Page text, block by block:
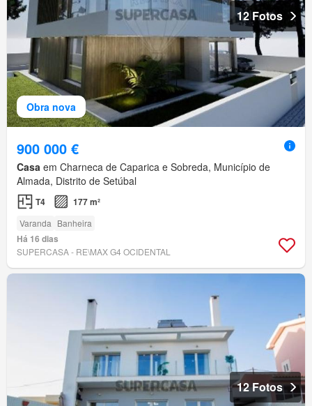
Obra nova
12 Fotos
900 000 €
Casa em Charneca de Caparica e Sobreda, Município de
Almada, Distrito de Setúbal
T4 177 m²
Varanda Banheira
Há 16 dias
SUPERCASA - RE\MAX G4 OCIDENTAL
12 Fotos